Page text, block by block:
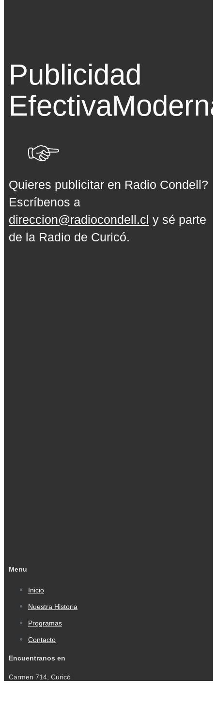
Publicidad
Efectiva
Quieres publicitar en Radio Condell?
Escríbenos a
direccion@radiocondell.cl y sé parte
de la Radio de Curicó.
Menu
Inicio
Nuestra Historia
Programas
Contacto
Encuentranos en
Carmen 714, Curicó